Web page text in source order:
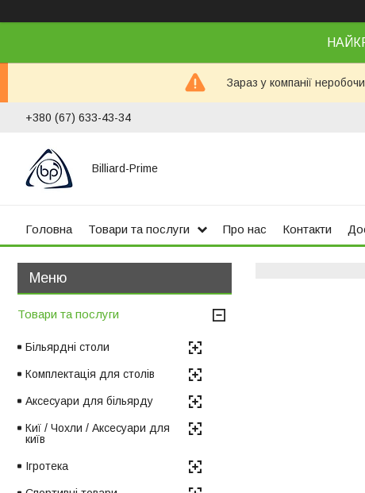
Зараз у компанії
+380 (67) 633-43-34
Billiard-Prime
Головна Товари та послуги Про нас Контакти
Товари та послуги
Більярдні столи
Комплектація для столів
Аксесуари для більярду
Киї / Чохли / Аксесуари для
київ
Ігротека